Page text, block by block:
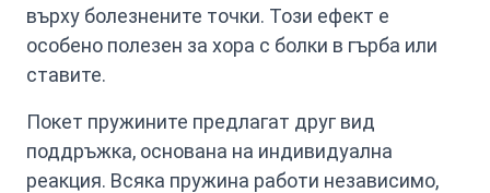
върху болезнените точки. Този ефект е
особено полезен за хора с болки в гърба или
ставите.
Покет пружините предлагат друг вид
поддръжка, основана на индивидуална
реакция. Всяка пружина работи независимо,